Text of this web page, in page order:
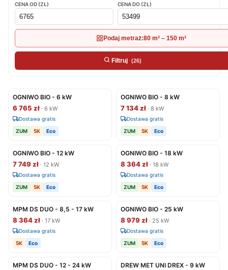
CENA OD (ZŁ) CENA DO (ZŁ)
Podaj metraż:80 m² – 150 m²
Filtruj (26)
OGNIWO BIO - 6 kW
6 765 zł · 6 kW
Dostawa gratis
ZUM
5K Eco
OGNIWO BIO - 8 kW
7 134 zł · 8 kW
Dostawa gratis
ZUM
5K Eco
OGNIWO BIO - 12 kW
7 749 zł · 12 kW
Dostawa gratis
ZUM
5K Eco
OGNIWO BIO - 18 kW
8 364 zł · 18 kW
Dostawa gratis
ZUM
5K Eco
MPM DS DUO - 8,5 - 17 kW
8 364 zł · 17 kW
Dostawa gratis
5K
Eco
OGNIWO BIO - 25 kW
8 979 zł · 25 kW
Dostawa gratis
ZUM
5K Eco
MPM DS DUO - 12 - 24 kW DREW MET UNI DREX - 9 kW